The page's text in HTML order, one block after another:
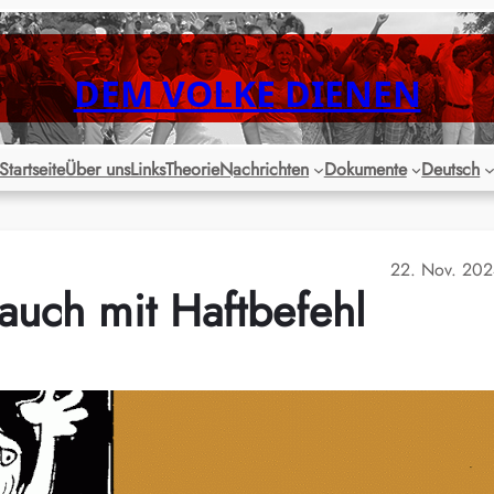
DEM VOLKE DIENEN
StartseiteÜber unsLinksTheorieNachrichten Dokumente Deutsch
22. Nov.
mit Haftbefehl